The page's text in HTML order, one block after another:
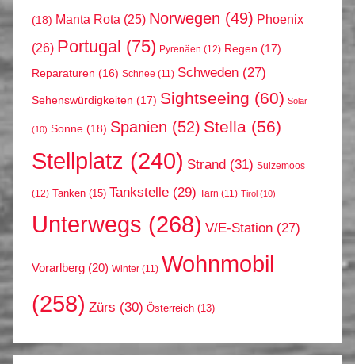
(18) Manta Rota (25) Norwegen (49) Phoenix
(26) Portugal (75) Pyrenäen (12) Regen (17)
Reparaturen (16) Schnee (11) Schweden (27)
Sehenswürdigkeiten (17) Sightseeing (60) Solar
(10) Sonne (18) Spanien (52) Stella (56)
Stellplatz (240) Strand (31) Sulzemoos
(12) Tanken (15) Tankstelle (29) Tarn (11) Tirol (10)
Unterwegs (268) V/E-Station (27)
Vorarlberg (20) Winter (11) Wohnmobil
(258) Zürs (30) Österreich (13)